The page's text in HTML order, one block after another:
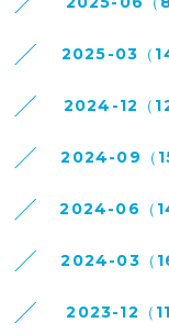
2025-03（14
2024-12（12
2024-09（
2024-06（
2024-03（
2023-12（11